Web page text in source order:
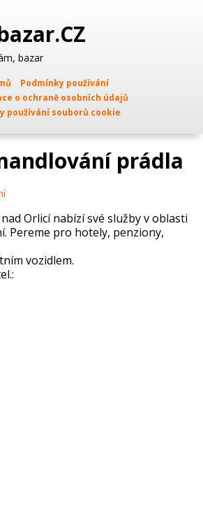
bazar
Podmínky používání
o ochraně osobních údajů
používání souborů cookie
prádla
Orlicí nabízí své služby v oblasti
Pereme pro hotely, penziony,
vozidlem.